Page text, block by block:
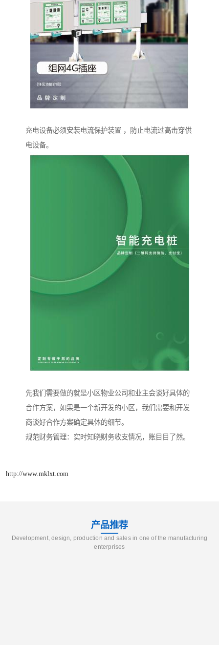
充电设备必须安装电流保护装置 ，防止电流过高击穿供
电设备。
先我们需要做的就是小区物业公司和业主会谈好具体的
合作方案，如果是一个新开发的小区，我们需要和开发
商谈好合作方案确定具体的细节。
规范财务管理：实时知晓财务收支情况，账目目了然。
http://www.mklxt.com
产品推荐
Development, design, production and sales in one of the manufacturing
enterprises